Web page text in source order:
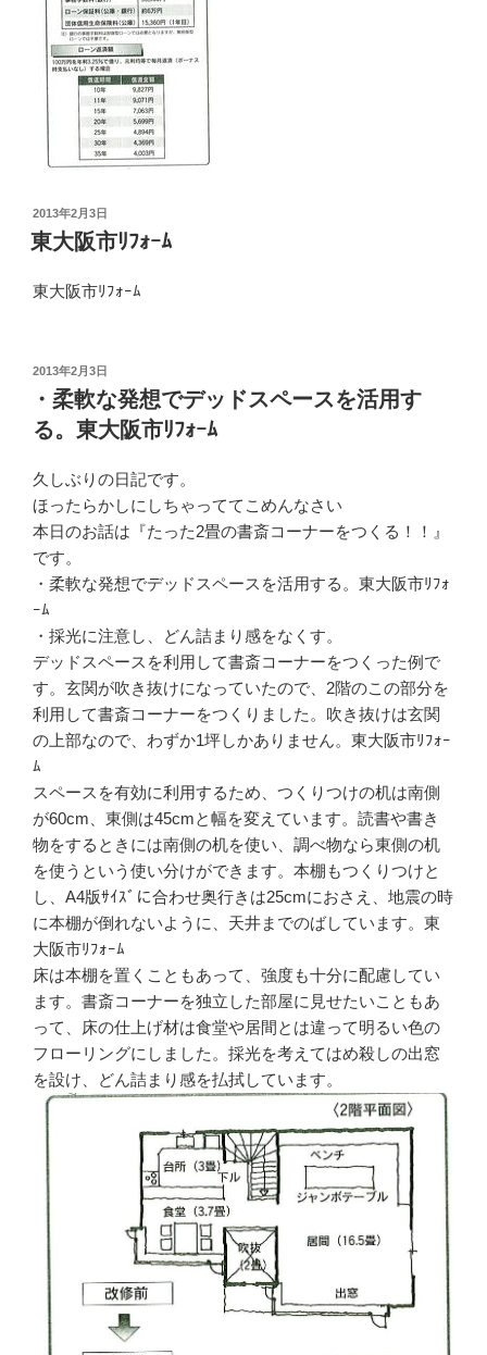
投
稿
日:
2013年2月3日
東大阪市ﾘﾌｫｰﾑ
東大阪市ﾘﾌｫｰﾑ
投
2013年2月3日
・柔軟な発想でデッドスペースを活用す
る。東大阪市ﾘﾌｫｰﾑ
久しぶりの日記です。
ほったらかしにしちゃっててこめんなさい
本日のお話は『たった2畳の書斎コーナーをつくる！！』
です。
・柔軟な発想でデッドスペースを活用する。東大阪市ﾘﾌｫ
ｰﾑ
・採光に注意し、どん詰まり感をなくす。
デッドスペースを利用して書斎コーナーをつくった例で
す。玄関が吹き抜けになっていたので、2階のこの部分を
利用して書斎コーナーをつくりました。吹き抜けは玄関
の上部なので、わずか1坪しかありません。東大阪市ﾘﾌｫｰ
ﾑ
スペースを有効に利用するため、つくりつけの机は南側
が60cm、東側は45cmと幅を変えています。読書や書き
物をするときには南側の机を使い、調べ物なら東側の机
を使うという使い分けができます。本棚もつくりつけと
し、A4版ｻｲｽﾞに合わせ奥行きは25cmにおさえ、地震の時
に本棚が倒れないように、天井までのばしています。東
大阪市ﾘﾌｫｰﾑ
床は本棚を置くこともあって、強度も十分に配慮してい
ます。書斎コーナーを独立した部屋に見せたいこともあ
って、床の仕上げ材は食堂や居間とは違って明るい色の
フローリングにしました。採光を考えてはめ殺しの出窓
を設け、どん詰まり感を払拭しています。